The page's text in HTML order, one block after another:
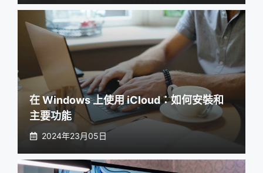
在 Windows 上使用 iCloud：如何安裝和
主要功能
2024年23月05日